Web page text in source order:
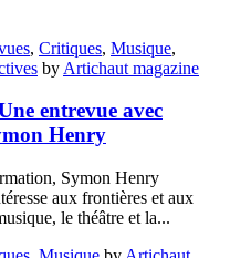
, Critiques, Musique,
by Artichaut magazine
entrevue avec
Henry
Symon Henry
aux frontières et aux
le théâtre et la...